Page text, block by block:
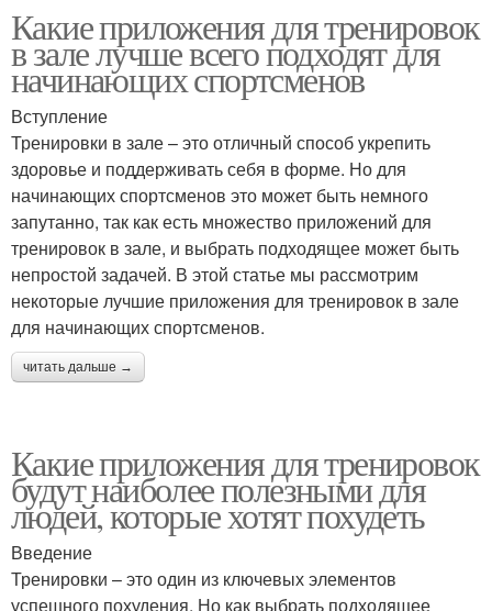
Какие приложения для тренировок
в зале лучше всего подходят для
начинающих спортсменов
Вступление
Тренировки в зале – это отличный способ укрепить
здоровье и поддерживать себя в форме. Но для
начинающих спортсменов это может быть немного
запутанно, так как есть множество приложений для
тренировок в зале, и выбрать подходящее может быть
непростой задачей. В этой статье мы рассмотрим
некоторые лучшие приложения для тренировок в зале
для начинающих спортсменов.
читать дальше →
Какие приложения для тренировок
будут наиболее полезными для
людей, которые хотят похудеть
Введение
Тренировки – это один из ключевых элементов
успешного похудения. Но как выбрать подходящее